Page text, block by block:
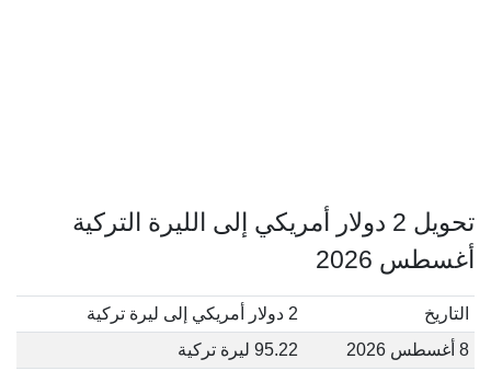
تحويل 2 دولار أمريكي إلى الليرة التركية
أغسطس 2026
التاريخ
2 دولار أمريكي إلى ليرة تركية
8 أغسطس 2026
95.22 ليرة تركية